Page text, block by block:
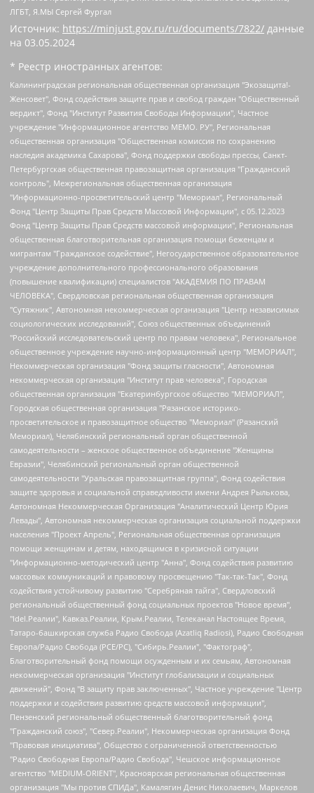
ЛГБТ, Я.МЫ Сергей Фургал
Источник: https://minjust.gov.ru/ru/documents/7822/ данные
на 03.05.2024
* Реестр иностранных агентов:
Калининградская региональная общественная организация "Экозащита!-Женсовет", Фонд содействия защите прав и свобод граждан "Общественный вердикт", Фонд "Институт Развития Свободы Информации", Частное учреждение "Информационное агентство МЕМО. РУ", Региональная общественная организация "Общественная комиссия по сохранению наследия академика Сахарова", Фонд поддержки свободы прессы, Санкт-Петербургская общественная правозащитная организация "Гражданский контроль", Межрегиональная общественная организация "Информационно-просветительский центр "Мемориал", Региональный Фонд "Центр Защиты Прав Средств Массовой Информации", с 05.12.2023 Фонд "Центр Защиты Прав Средств массовой информации", Региональная общественная благотворительная организация помощи беженцам и мигрантам "Гражданское содействие", Негосударственное образовательное учреждение дополнительного профессионального образования (повышение квалификации) специалистов "АКАДЕМИЯ ПО ПРАВАМ ЧЕЛОВЕКА", Свердловская региональная общественная организация "Сутяжник", Автономная некоммерческая организация "Центр независимых социологических исследований", Союз общественных объединений "Российский исследовательский центр по правам человека", Региональное общественное учреждение научно-информационный центр "МЕМОРИАЛ", Некоммерческая организация "Фонд защиты гласности", Автономная некоммерческая организация "Институт прав человека", Городская общественная организация "Екатеринбургское общество "МЕМОРИАЛ", Городская общественная организация "Рязанское историко-просветительское и правозащитное общество "Мемориал" (Рязанский Мемориал), Челябинский региональный орган общественной самодеятельности – женское общественное объединение "Женщины Евразии", Челябинский региональный орган общественной самодеятельности "Уральская правозащитная группа", Фонд содействия защите здоровья и социальной справедливости имени Андрея Рылькова, Автономная Некоммерческая Организация "Аналитический Центр Юрия Левады", Автономная некоммерческая организация социальной поддержки населения "Проект Апрель", Региональная общественная организация помощи женщинам и детям, находящимся в кризисной ситуации "Информационно-методический центр "Анна", Фонд содействия развитию массовых коммуникаций и правовому просвещению "Так-так-Так", Фонд содействия устойчивому развитию "Серебряная тайга", Свердловский региональный общественный фонд социальных проектов "Новое время", "Idel.Реалии", Кавказ.Реалии, Крым.Реалии, Телеканал Настоящее Время, Татаро-башкирская служба Радио Свобода (Azatliq Radiosi), Радио Свободная Европа/Радио Свобода (PCE/PC), "Сибирь.Реалии", "Фактограф", Благотворительный фонд помощи осужденным и их семьям, Автономная некоммерческая организация "Институт глобализации и социальных движений", Фонд "В защиту прав заключенных", Частное учреждение "Центр поддержки и содействия развитию средств массовой информации", Пензенский региональный общественный благотворительный фонд "Гражданский союз", "Север.Реалии", Некоммерческая организация Фонд "Правовая инициатива", Общество с ограниченной ответственностью "Радио Свободная Европа/Радио Свобода", Чешское информационное агентство "MEDIUM-ORIENT", Красноярская региональная общественная организация "Мы против СПИДа", Камалягин Денис Николаевич, Маркелов Сергей Евгеньевич, Пономарев Лев Александрович, Савицкая Людмила Алексеевна, Автономная некоммерческая организация "Центр по работе с проблемой насилия "НАСИЛИЮ.НЕТ", Межрегиональный профессиональный союз работников здравоохранения "Альянс врачей", Юридическое лицо, зарегистрированное в Латвийской Республике, SIA "Medusa Project" (регистрационный номер 40103797863, дата регистрации 10.06.2014), Некоммерческая организация "Фонд по борьбе с коррупцией", Автономная некоммерческая организация "Институт права и публичной политики", Баданин Роман Сергеевич, Гликин Максим Александрович, Железнова Мария Михайловна, Лукьянова Юлия Сергеевна, Маетная Елизавета Витальевна, Маняхин Петр Борисович, Чуракова Ольга Владимировна, Ярош Юлия Петровна, Юридическое лицо "The Insider SIA", зарегистрированное в Риге, Латвийская Республика (дата регистрации 26.06.2015), являющееся администратором доменного имени интернет-издания "The Insider SIA", https://theins.ru, Постернак Алексей Евгеньевич, Рубин Михаил Аркадьевич, Анин Роман Александрович, Юридическое лицо Istories fonds, зарегистрированное в Латвийской Республике (регистрационный номер 50008295751, дата регистрации 24.02.2020), Великовский Дмитрий Александрович, Долинина Ирина Николаевна, Мароховская Алеся Алексеевна, Шлейнов Роман Юрьевич, Шмагун Олеся Валентиновна, Общество с ограниченной ответственностью "Альтаир 2021", Общество с ограниченной ответственностью "Вега 2021", Общество с ограниченной ответственностью "Главный редактор 2021", Общество с ограниченной ответственностью "Ромашки монолит", Важенков Артем Валерьевич, Ивановская областная общественная организация "Центр гендерных исследований", Гурман Юрий Альбертович, Медиапроект "ОВД-Инфо", Егоров Владимир Владимирович, Жилинский Владимир Александрович, Общество с ограниченной ответственностью "ЗП", Иванова София Юрьевна, Карезина Инна Павловна, Кильтау Екатерина Викторовна, Петров Алексей Викторович, Пискунов Сергей Евгеньевич, Смирнов Сергей Сергеевич, Тихонов Михаил Сергеевич, Общество с ограниченной ответственностью "ЖУРНАЛИСТ-ИНОСТРАННЫЙ АГЕНТ", Арапова Галина Юрьевна, Вольтская Татьяна Анатольевна, Американская компания "Mason G.E.S. Anonymous Foundation" (США), являющаяся владельцем интернет-издания https://mnews.world/, Компания "Stichting Bellingcat", зарегистрированная в Нидерландах (дата регистрации 11.07.2018), Захаров Андрей Вячеславович, Клепиковская Екатерина Дмитриевна, Общество с ограниченной ответственностью "МЕМО", Перл Роман Александрович, Симонов Евгений Алексеевич, Соловьева Елена Анатольевна, Сотников Даниил Владимирович, Сурначева Елизавета Дмитриевна, Автономная некоммерческая организация по защите прав человека и информированию населения "Якутия – Наше Мнение", Общество с ограниченной ответственностью "Москоу диджитал медиа", с 26.01.2023 Общество с ограниченной ответственностью "Чайка Белые сады", Ветошкина Валерия Валерьевна, Заговора Максим Александрович, Межрегиональное общественное движение "Российская ЛГБТ - сеть", Оленичев Максим Владимирович, Павлов Иван Юрьевич, Скворцова Елена Сергеевна, Общество с ограниченной ответственностью "Как бы инагент", Кочетков Игорь Викторович, Общество с ограниченной ответственностью "Честные выборы", Еланчик Олег Александрович, Общество с ограниченной ответственностью "Нобелевский призыв", Гималова Регина Эмилевна, Григорьев Андрей Валерьевич, Григорьева Алина Александровна, Ассоциация по содействию защите прав призывников, альтернативнослужащих и военнослужащих "Правозащитная группа "Гражданин.Армия.Право", Хисамова Регина Фаритовна, Автономная некоммерческая организация по реализации социально-правовых программ "Лилит", Дальневосточное общественное движение "Маяк", Санкт-Петербургская ЛГБТ-инициативная группа "Выход", Инициативная группа ЛГБТ+ "Реверс", Алексеев Андрей Викторович, Бекбулатова Таисия Львовна, Беляев Иван Михайлович, Владыкина Елена Сергеевна, Гельман Марат Александрович, Никульшина Вероника Юрьевна, Толоконникова Надежда Андреевна, Шендерович Виктор Анатольевич, Общество с ограниченной ответственностью "Данное сообщение", Общество с ограниченной ответственностью Издательский дом "Новая глава", Айнбиндер Александра Александровна, Московский комьюнити-центр для ЛГБТ+инициатив, Благотворительный фонд развития филантропии, Deutsche Welle (Германия, Kurt-Schumacher-Strasse 3, 53113 Bonn), Борзунова Мария Михайловна, Воробьев Виктор Викторович, Голубева Анна Львовна, Константинова Алла Михайловна, Малкова Ирина Владимировна, Мурадов Мурад Абдулгалимович, Осетинская Елизавета Николаевна, Понасенков Евгений Николаевич, Ганапольский Матвей Юрьевич, Киселев Евгений Алексеевич, Борухович Ирина Григорьевна, Дремин Иван Тимофеевич, Дубровский Дмитрий Викторович, Красноярская региональная общественная организация поддержки и развития альтернативных образовательных технологий и межкультурных коммуникаций "ИНТЕРРА", Маяковская Екатерина Алексеевна, Фейгин Марк Захарович, Филимонов Андрей Викторович, Дзугкоева Регина Николаевна, Доброхотов Роман Александрович, Дудь Юрий Александрович, Елкин Сергей Владимирович, Кругликов Кирилл Игоревич, Сабунаева Мария Леонидовна, Семенов Алексей Владимирович, Шаинян Карен Багратович, Шульман Екатерина Михайловна, Асафьев Артур Валерьевич, Вахштайн Виктор Семенович, Венедиктов Алексей Алексеевич, Лушникова Екатерина Евгеньевна, Волков Леонид Михайлович, Невзоров Александр Глебович, Пархоменко Сергей Борисович, Сироткин Ярослав Николаевич, Кара-Мурза Владимир Владимирович, Баранова Наталья Владимировна, Гозман Леонид Яковлевич, Кагарлицкий Борис Юльевич, Климарев Михаил Валерьевич, Милов Владимир Станиславович, Автономная некоммерческая организация Краснодарский центр современного искусства "Типография", Моргенштерн Алишер Тагирович, Соболь Любовь Эдуардовна, Общество с ограниченной ответственностью "ЛИЗА НОРМ", Каспаров Гарри Кимович, Ходорковский Михаил Борисович, Общество с ограниченной ответственностью "Апрельские тезисы", Данилович Ирина Брониславовна, Кашин Олег Владимирович, Петров Николай Владимирович, Пивоваров Алексей Владимирович, Соколов Михаил Владимирович, Цветкова Юлия Владимировна, Чичваркин Евгений Александрович, Комитет против пыток/Команда против пыток, Общество с ограниченной ответственностью "Первый научный", Общество с ограниченной ответственностью "Вертолет и ко", Белоцерковская Вероника Борисовна, Кац Максим Евгеньевич, Лазарева Татьяна Юрьевна, Шаведдинов Руслан Табризович, Яшин Илья Валерьевич, Общество с ограниченной ответственностью "Иноагент ААВ", Алешковский Дмитрий Петрович, Альбац Евгения Марковна, Быков Дмитрий Львович, Галямина Юлия Евгеньевна, Лойко Сергей Леонидович, Мартынов Кирилл Константинович, Медведев Сергей Александрович, Крашенинников Федор Геннадиевич, Гордеева Катерина Вл